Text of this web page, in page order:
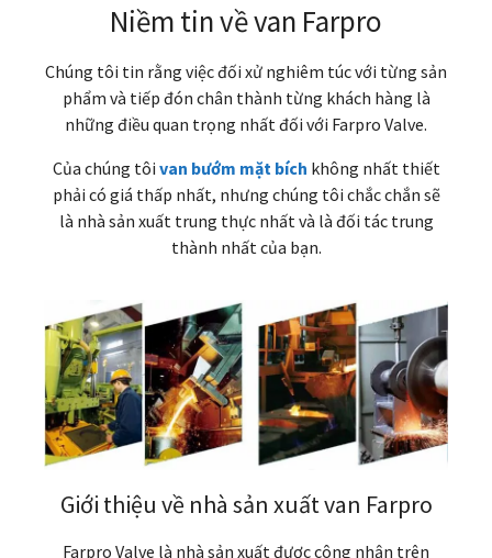
Niềm tin về van Farpro
Chúng tôi tin rằng việc đối xử nghiêm túc với từng sản
phẩm và tiếp đón chân thành từng khách hàng là
những điều quan trọng nhất đối với Farpro Valve.
Của chúng tôi van bướm mặt bích không nhất thiết
phải có giá thấp nhất, nhưng chúng tôi chắc chắn sẽ
là nhà sản xuất trung thực nhất và là đối tác trung
thành nhất của bạn.
Giới thiệu về nhà sản xuất van Farpro
Farpro Valve là nhà sản xuất được công nhận trên